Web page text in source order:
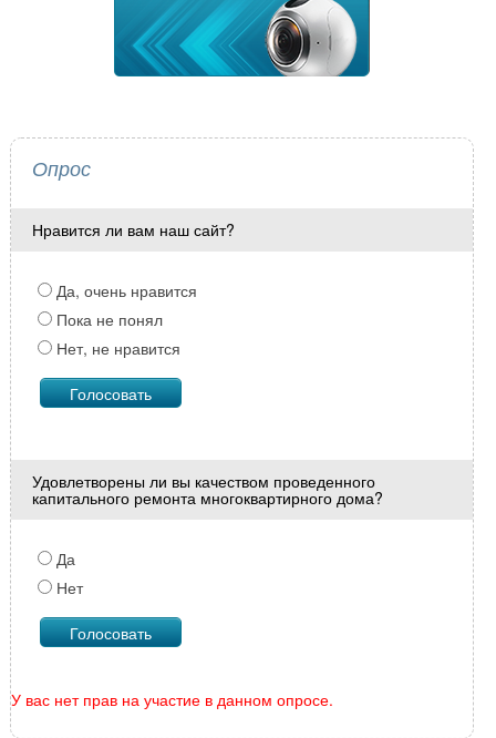
Опрос
Нравится ли вам наш сайт?
Да, очень нравится
Пока не понял
Нет, не нравится
Удовлетворены ли вы качеством проведенного
капитального ремонта многоквартирного дома?
Да
Нет
У вас нет прав на участие в данном опросе.